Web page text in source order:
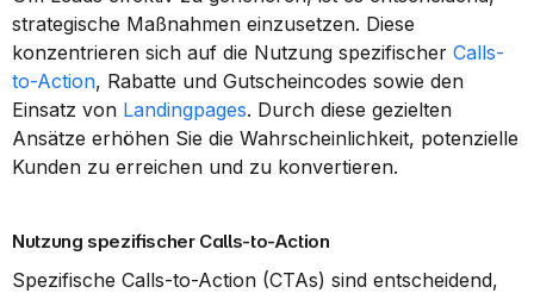
strategische Maßnahmen einzusetzen. Diese
konzentrieren sich auf die Nutzung spezifischer Calls-
to-Action, Rabatte und Gutscheincodes sowie den
Einsatz von Landingpages. Durch diese gezielten
Ansätze erhöhen Sie die Wahrscheinlichkeit, potenzielle
Kunden zu erreichen und zu konvertieren.
Nutzung spezifischer Calls-to-Action
Spezifische Calls-to-Action (CTAs) sind entscheidend,